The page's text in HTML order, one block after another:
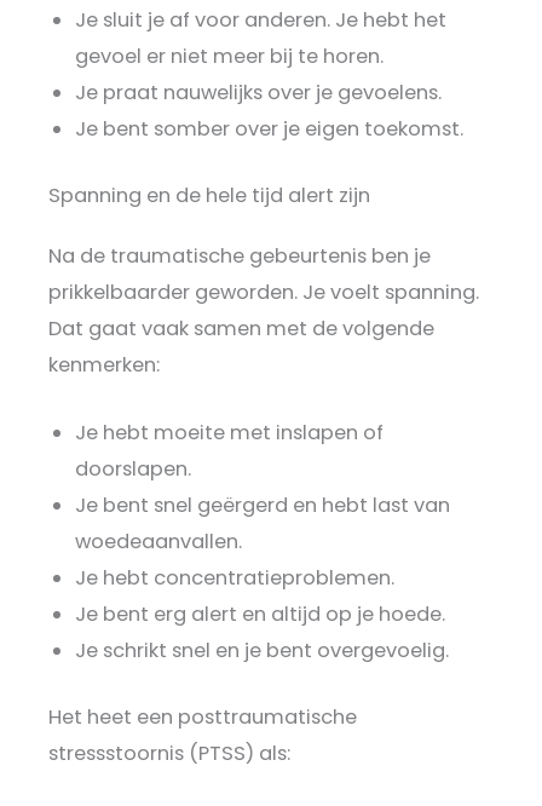
Je sluit je af voor anderen. Je hebt het
gevoel er niet meer bij te horen.
Je praat nauwelijks over je gevoelens.
Je bent somber over je eigen toekomst.
Spanning en de hele tijd alert zijn
Na de traumatische gebeurtenis ben je
prikkelbaarder geworden. Je voelt spanning.
Dat gaat vaak samen met de volgende
kenmerken:
Je hebt moeite met inslapen of
doorslapen.
Je bent snel geërgerd en hebt last van
woedeaanvallen.
Je hebt concentratieproblemen.
Je bent erg alert en altijd op je hoede.
Je schrikt snel en je bent overgevoelig.
Het heet een posttraumatische
stressstoornis (PTSS) als: